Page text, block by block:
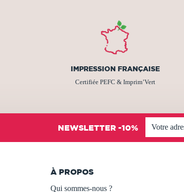
IMPRESSION FRANÇAISE
Certifiée PEFC & Imprim’Vert
NEWSLETTER -10%
À PROPOS
Qui sommes-nous ?